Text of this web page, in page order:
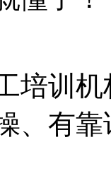
培训
、有